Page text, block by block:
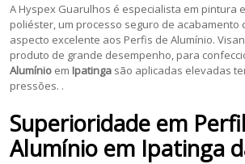
A Hyspex Guarulhos é especialista em pintura
poliéster, um processo seguro de acabamento
aspecto excelente aos Perfis de Alumínio.
produto de grande desempenho, para
Alumínio em Ipatinga são aplicadas elevadas
pressões. .
Superioridade em
Alumínio em Ipatinga